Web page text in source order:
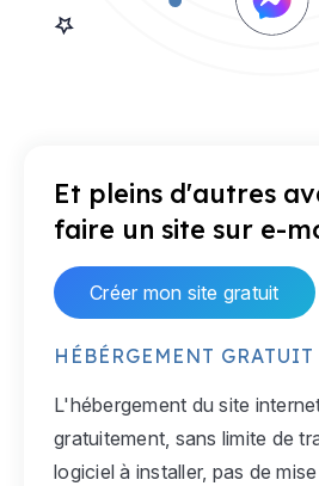
Et pleins d'autres
faire un site sur e-
Créer mon site gratuit
HÉBÉRGEMENT
L'hébergement du site
gratuitement, sans limite de
logiciel à installer, pas de